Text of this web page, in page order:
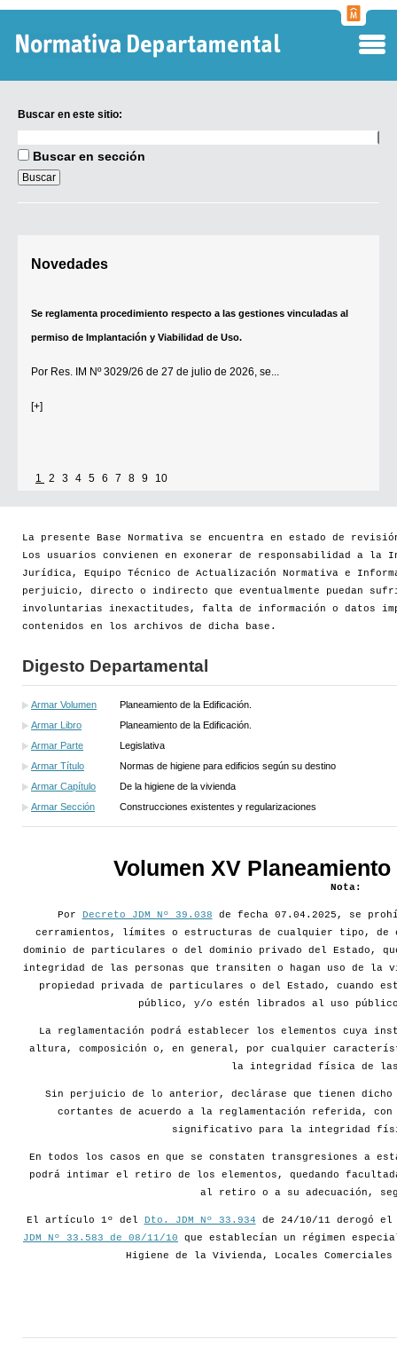
Buscar en este sitio:
en
sitio:
Buscar en sección
Novedades
Se reglamenta procedimiento respecto a las gestiones vinculadas al
permiso de Implantación y Viabilidad de Uso.
Por Res. IM Nº 3029/26 de 27 de julio de 2026, se...
[+]
Se establece que estarán exonerados del pago de tasas y sellados los
Por...
[+]
1 2 3 4 5 6 7 8 9 10
La presente Base Normativa se encuentra en estado de
Los usuarios convienen en exonerar de responsabilidad a la
Jurídica, Equipo Técnico de Actualización Normativa e
perjuicio, directo o indirecto que eventualmente puedan
involuntarias inexactitudes, falta de información o datos
contenidos en los archivos de dicha base.
Digesto Departamental
Armar Volumen
Planeamiento de la Edificación.
Armar Libro
Planeamiento de la Edificación.
Armar Parte
Legislativa
Armar Título
Normas de higiene para edificios según su destino
Armar Capítulo
De la higiene de la vivienda
Armar Sección
Construcciones existentes y regularizaciones
Volumen XV
Nota:
Por Decreto JDM Nº 39.038 de fecha 07.04.2025, se
cerramientos, límites o estructuras de cualquier tipo, de
dominio de particulares o del dominio privado del Estado,
integridad de las personas que transiten o hagan uso de la
propiedad privada de particulares o del Estado, cuando
público, y/o estén librados al uso
La reglamentación podrá establecer los elementos cuya
altura, composición o, en general, por cualquier
la integridad física de las
Sin perjuicio de lo anterior, declárase que tienen dicho
cortantes de acuerdo a la reglamentación referida,
significativo para la integridad
En todos los casos en que se constaten transgresiones a
podrá intimar el retiro de los elementos, quedando
al retiro o a su adecuación,
El artículo 1º del Dto. JDM Nº 33.934 de 24/10/11 derogó
JDM Nº 33.583 de 08/11/10 que establecían un régimen
Higiene de la Vivienda, Locales